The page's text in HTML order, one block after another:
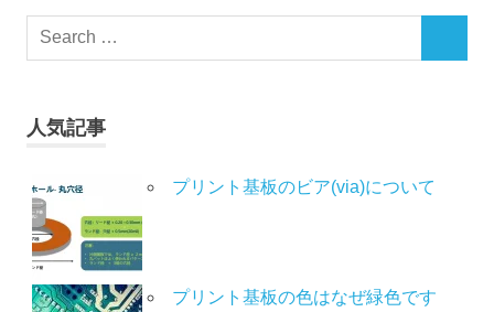
人気記事
プリント基板のビア(via)について
プリント基板の色はなぜ緑色です